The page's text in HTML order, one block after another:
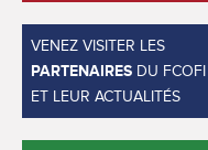
VENEZ VISITER LES
PARTENAIRES DU FCOFI
ET LEUR ACTUALITÉS